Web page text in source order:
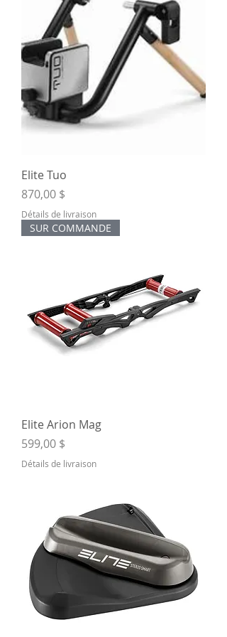
Elite Tuo
Prix
870,00 $
Détails de livraison
SUR COMMANDE
Elite Arion Mag
Prix
599,00 $
Détails de livraison